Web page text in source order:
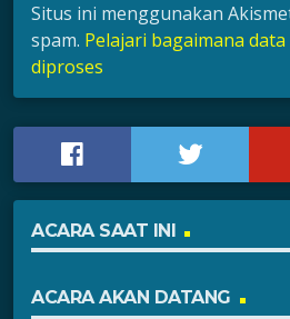
Situs ini menggunakan
spam. Pelajari bagaimana
diproses
ACARA SAAT INI
ACARA AKAN DATANG